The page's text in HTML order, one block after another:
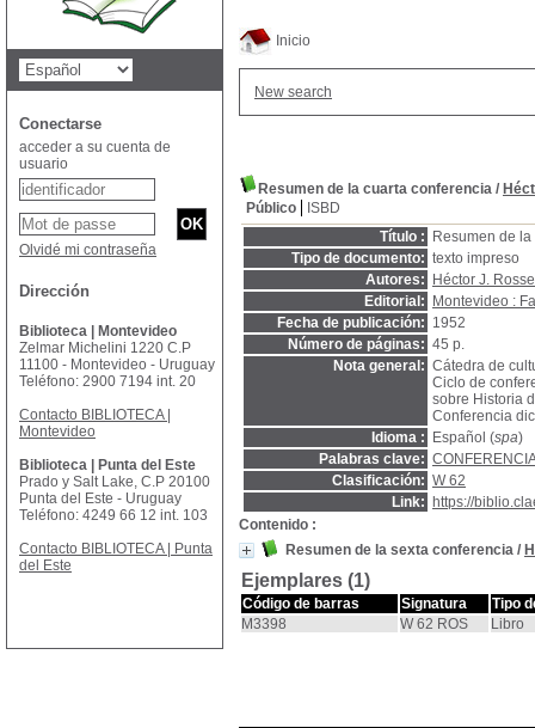
Inicio
New search
Resumen de la cuarta conferencia /
Público
ISBD
Título :
Resumen de
Tipo de documento: texto impreso
Autores:
Héctor J.
Editorial:
Montevideo :
Fecha de publicación: 1952
Número de páginas: 45 p.
Nota general: Cátedra de
Ciclo de
sobre Historia
Conferencia
Idioma :
Español (spa)
Palabras clave:
Clasificación: W 62
Link:
https://
Contenido :
Resumen de la sexta conferencia /
Ejemplares (1)
Código de barras Signatura
Tipo
M3398
W 62 ROS Libro
Conectarse
acceder a su cuenta de
usuario
Olvidé mi contraseña
Dirección
Biblioteca | Montevideo
Zelmar Michelini 1220 C.P
11100 - Montevideo - Uruguay
Teléfono: 2900 7194 int. 20
Contacto BIBLIOTECA |
Montevideo
Biblioteca | Punta del Este
Prado y Salt Lake, C.P 20100
Punta del Este - Uruguay
Teléfono: 4249 66 12 int. 103
Contacto BIBLIOTECA | Punta
del Este